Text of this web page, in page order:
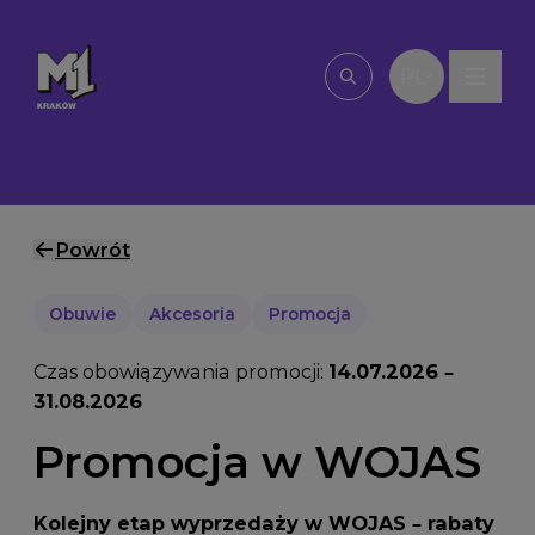
Wpisz, czego
Powrót
Obuwie Akcesoria Promocja
Czas obowiązywania promocji: 14.07.2026 –
31.08.2026
Promocja w WOJAS
Kolejny etap wyprzedaży w WOJAS – rabaty